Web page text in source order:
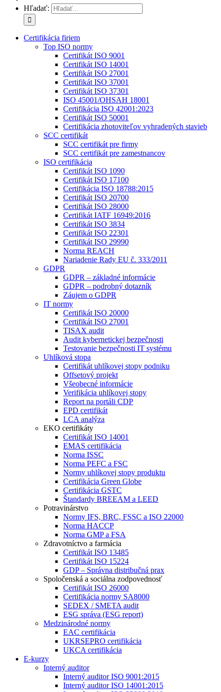
Hľadať:
Certifikácia firiem
Top ISO normy
Certifikát ISO 9001
Certifikát ISO 14001
Certifikát ISO 27001
Certifikát ISO 37001
Certifikát ISO 37301
ISO 45001/OHSAH 18001
Certifikácia ISO 42001:2023
Certifikát ISO 50001
Certifikácia zhotoviteľov vyhradených stavieb
SCC certifikát
SCC certifikát pre firmy
SCC certifikát pre zamestnancov
ISO certifikácia
Certifikát ISO 1090
Certifikát ISO 17100
Certifikácia ISO 18788:2015
Certifikát ISO 20700
Certifikát ISO 28000
Certifikát IATF 16949:2016
Certifikát ISO 3834
Certifikát ISO 22301
Certifikát ISO 29990
Norma REACH
Nariadenie Rady EU č. 333/2011
GDPR
GDPR – základné informácie
GDPR – podrobný dotazník
Záujem o GDPR
IT normy
Certifikát ISO 20000
Certifikát ISO 27001
TISAX audit
Audit kybernetickej bezpečnosti
Testovanie bezpečnosti IT systému
Uhlíková stopa
Certifikát uhlíkovej stopy podniku
Offsetový projekt
Všeobecné informácie
Verifikácia uhlíkovej stopy
Report na portáli CDP
EPD certifikát
LCA analýza
EKO certifikáty
Certifikát ISO 14001
EMAS certifikácia
Norma ISSC
Norma PEFC a FSC
Normy uhlíkovej stopy produktu
Certifikácia Green Globe
Certifikácia GSTC
Štandardy BREEAM a LEED
Potravinárstvo
Normy IFS, BRC, FSSC a ISO 22000
Norma HACCP
Norma GMP a FSA
Zdravotníctvo a farmácia
Certifikát ISO 13485
Certifikát ISO 15224
GDP – Správna distribučná prax
Spoločenská a sociálna zodpovednosť
Certifikát ISO 26000
Certifikácia normy SA8000
SEDEX / SMETA audit
ESG správa (ESG report)
Medzinárodné normy
EAC certifikácia
UKRSEPRO certifikácia
UKCA certifikácia
E-kurzy
Interný auditor
Interný auditor ISO 9001:2015
Interný auditor ISO 14001:2015